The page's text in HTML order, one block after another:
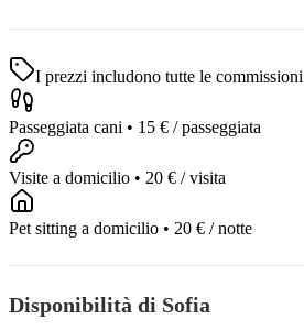
I prezzi includono tutte le commissioni
Passeggiata cani • 15 € / passeggiata
Visite a domicilio • 20 € / visita
Pet sitting a domicilio • 20 € / notte
Disponibilità di Sofia